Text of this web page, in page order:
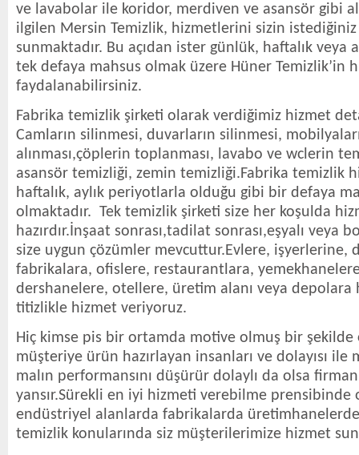
ve lavabolar ile koridor, merdiven ve asansör gibi
ilgilen Mersin Temizlik, hizmetlerini sizin
sunmaktadır. Bu açıdan ister günlük, haftalık veya
tek defaya mahsus olmak üzere Hüner Temizlik’in
faydalanabilirsiniz.
Fabrika temizlik şirketi olarak verdiğimiz hizmet
Camların silinmesi, duvarların silinmesi,
alınması,çöplerin toplanması, lavabo ve wclerin
asansör temizliği, zemin temizliği.Fabrika temizlik
haftalık, aylık periyotlarla olduğu gibi bir defaya
olmaktadır. Tek temizlik şirketi size her koşulda
hazırdır.İnşaat sonrası,tadilat sonrası,eşyalı veya
size uygun çözümler mevcuttur.Evlere, işyerlerine,
fabrikalara, ofislere, restaurantlara,
dershanelere, otellere, üretim alanı veya depolara
titizlikle hizmet veriyoruz.
Hiç kimse pis bir ortamda motive olmuş bir şekilde
müşteriye ürün hazırlayan insanları ve dolayısı ile
malın performansını düşürür dolaylı da olsa
yansır.Sürekli en iyi hizmeti verebilme prensibinde
endüstriyel alanlarda fabrikalarda
temizlik konularında siz müşterilerimize hizmet